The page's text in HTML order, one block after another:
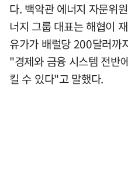
다. 백악관 에너지 자문위
너지 그룹 대표는 해협이
유가가 배럴당 200달러까
"경제와 금융 시스템 전반
킬 수 있다"고 말했다.